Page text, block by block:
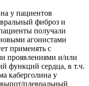
у пациентов
фиброз и
получали
агонистами
применять с
проявлениями и/или
функций сердца, в т.ч.
каберголина у
плевральный